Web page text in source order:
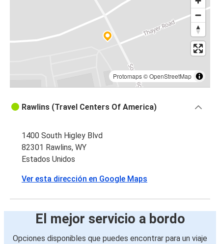
Protomaps©OpenStreetMap
Rawlins (Travel Centers Of America)
1400 South Higley Blvd
82301 Rawlins, WY
Estados Unidos
Ver esta dirección en Google Maps
El mejor servicio a bordo
Opciones disponibles que puedes encontrar para un viaje